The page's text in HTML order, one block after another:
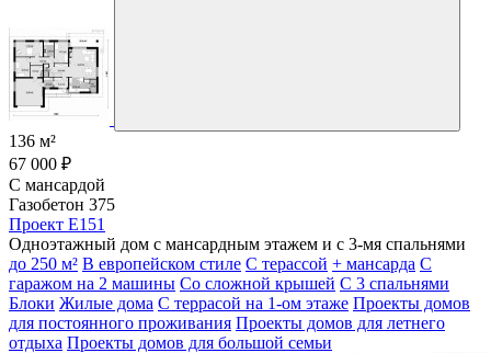
136 м²
67 000 ₽
С мансардой
Газобетон 375
Проект E151
Одноэтажный дом с мансардным этажем и с 3-мя спальнями
до 250 м² В европейском стиле С терассой + мансарда С
гаражом на 2 машины Со сложной крышей С 3 спальнями
Блоки Жилые дома С террасой на 1-ом этаже Проекты домов
для постоянного проживания Проекты домов для летнего
отдыха Проекты домов для большой семьи